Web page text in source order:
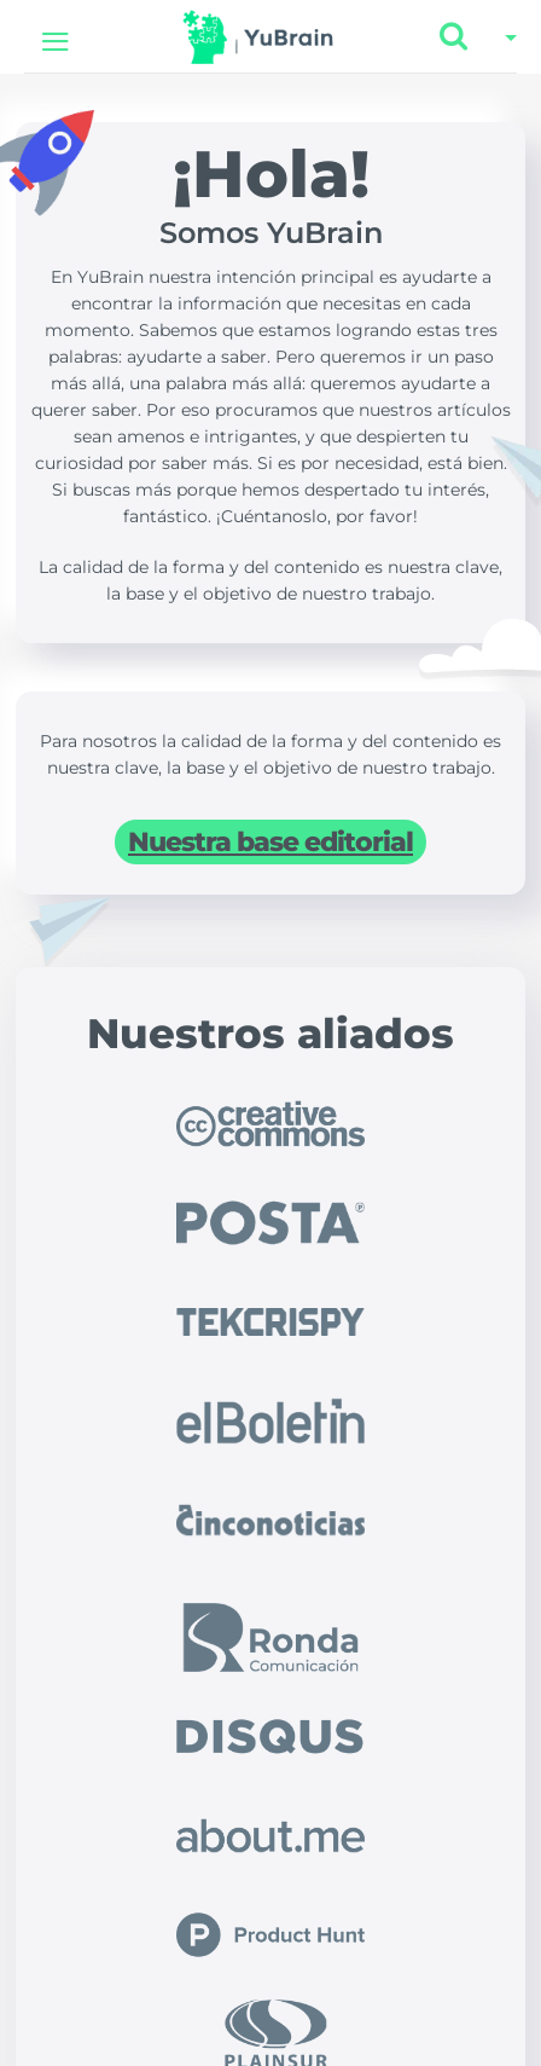
¡Hola!
Somos YuBrain
En YuBrain nuestra intención principal es ayudarte a
encontrar la información que necesitas en cada
momento. Sabemos que estamos logrando estas tres
palabras: ayudarte a saber. Pero queremos ir un paso
más allá, una palabra más allá: queremos ayudarte a
querer saber. Por eso procuramos que nuestros artículos
sean amenos e intrigantes, y que despierten tu
curiosidad por saber más. Si es por necesidad, está bien.
Si buscas más porque hemos despertado tu interés,
fantástico. ¡Cuéntanoslo, por favor!
La calidad de la forma y del contenido es nuestra clave,
la base y el objetivo de nuestro trabajo.
Para nosotros la calidad de la forma y del contenido es
nuestra clave, la base y el objetivo de nuestro trabajo.
Nuestra base editorial
Nuestros aliados